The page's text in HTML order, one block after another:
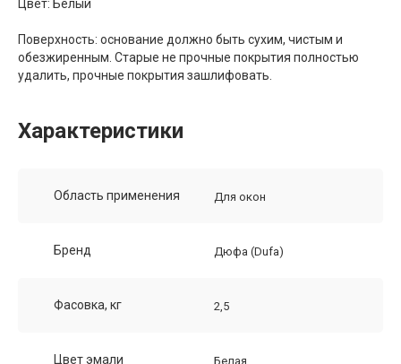
Цвет: Белый
Поверхность: основание должно быть сухим, чистым и
обезжиренным. Старые не прочные покрытия полностью
удалить, прочные покрытия зашлифовать.
Характеристики
Область применения Для окон
Бренд Дюфа (Dufa)
Фасовка, кг 2,5
Цвет эмали Белая